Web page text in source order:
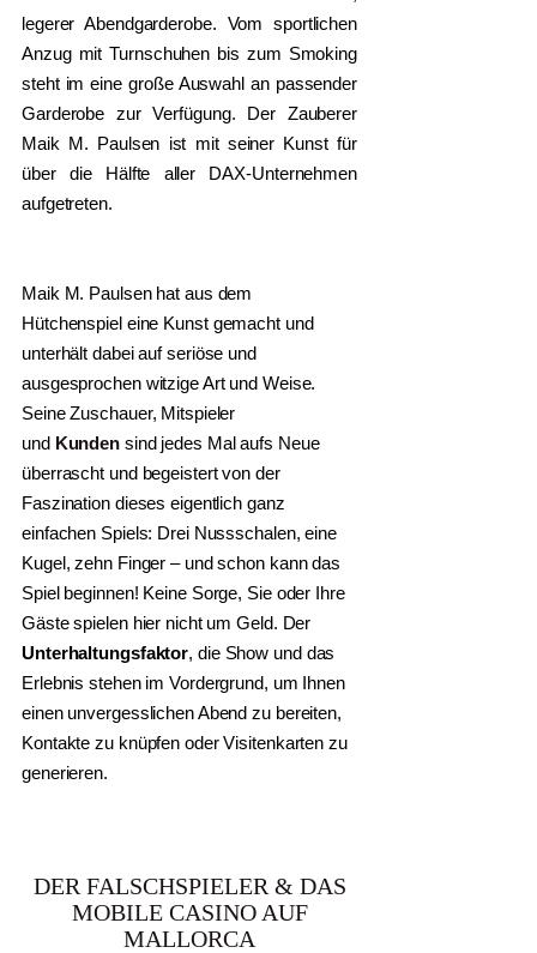
legerer Abendgarderobe. Vom sportlichen
Anzug mit Turnschuhen bis zum Smoking
steht im eine große Auswahl an passender
Garderobe zur Verfügung. Der Zauberer
Maik M. Paulsen ist mit seiner Kunst für
über die Hälfte aller DAX-Unternehmen
aufgetreten.
Maik M. Paulsen hat aus dem
Hütchenspiel eine Kunst gemacht und
unterhält dabei auf seriöse und
ausgesprochen witzige Art und Weise.
Seine Zuschauer, Mitspieler
und Kunden sind jedes Mal aufs Neue
überrascht und begeistert von der
Faszination dieses eigentlich ganz
einfachen Spiels: Drei Nussschalen, eine
Kugel, zehn Finger – und schon kann das
Spiel beginnen! Keine Sorge, Sie oder Ihre
Gäste spielen hier nicht um Geld. Der
Unterhaltungsfaktor, die Show und das
Erlebnis stehen im Vordergrund, um Ihnen
einen unvergesslichen Abend zu bereiten,
Kontakte zu knüpfen oder Visitenkarten zu
generieren.
DER FALSCHSPIELER & DAS
MOBILE CASINO AUF
MALLORCA